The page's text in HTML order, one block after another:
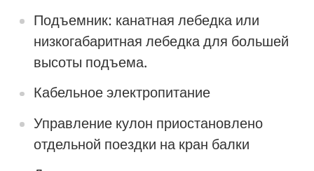
Подъемник: канатная лебедка или
низкогабаритная лебедка для большей
высоты подъема.
Кабельное электропитание
Управление кулон приостановлено
отдельной поездки на кран балки